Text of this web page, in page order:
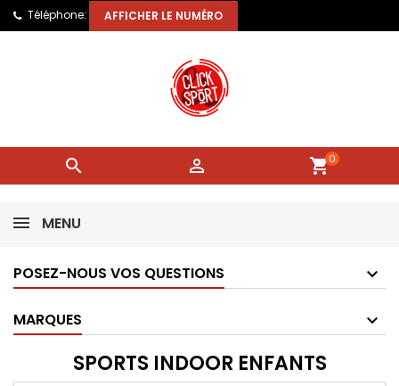
Téléphone: AFFICHER LE NUMÉRO
  shopping_cart0
MENU
POSEZ-NOUS VOS QUESTIONS
MARQUES
SPORTS INDOOR ENFANTS